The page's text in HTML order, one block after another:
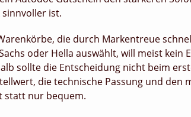
ist.
die durch Markentreue
oder Hella auswählt, will meist
sollte die Entscheidung nicht beim
die technische Passung und den
statt nur bequem.